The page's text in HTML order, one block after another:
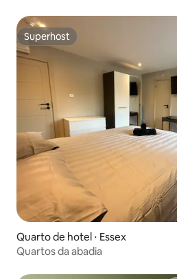
Superhost
Superhost
Quarto de hotel ⋅ Essex
Quartos da abadia